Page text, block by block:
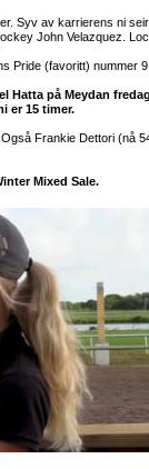
Syv av karrierens ni
John Velazquez.
Pride (favoritt) nummer 9.
Hatta på Meydan
er 15 timer.
Frankie Dettori (nå
Mixed Sale.